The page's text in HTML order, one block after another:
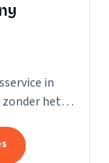
in
het
en...